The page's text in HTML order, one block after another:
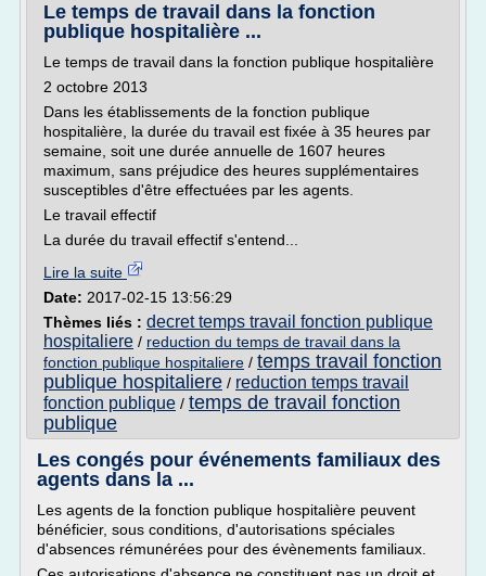
Le temps de travail dans la fonction
publique hospitalière ...
Le temps de travail dans la fonction publique hospitalière
2 octobre 2013
Dans les établissements de la fonction publique
hospitalière, la durée du travail est fixée à 35 heures par
semaine, soit une durée annuelle de 1607 heures
maximum, sans préjudice des heures supplémentaires
susceptibles d'être effectuées par les agents.
Le travail effectif
La durée du travail effectif s'entend...
Lire la suite
Date: 2017-02-15 13:56:29
Thèmes liés : decret temps travail fonction publique
hospitaliere / reduction du temps de travail dans la
fonction publique hospitaliere / temps travail fonction
publique hospitaliere / reduction temps travail
fonction publique / temps de travail fonction
publique
Les congés pour événements familiaux des
agents dans la ...
Les agents de la fonction publique hospitalière peuvent
bénéficier, sous conditions, d'autorisations spéciales
d'absences rémunérées pour des évènements familiaux.